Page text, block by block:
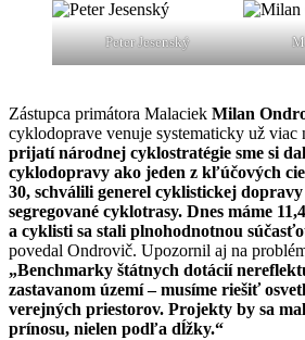
Peter Jesenský
Zástupca primátora Malaciek Milan
cyklodoprave venuje systematicky už viac
prijatí národnej cyklostratégie sme si
cyklodopravy ako jeden z kľúčových
30, schválili generel cyklistickej
segregované cyklotrasy. Dnes máme
a cyklisti sa stali plnohodnotnou
povedal Ondrovič. Upozornil aj na
„Benchmarky štátnych dotácií
zastavanom území – musíme riešiť
verejných priestorov. Projekty by sa
prínosu, nielen podľa dĺžky.“